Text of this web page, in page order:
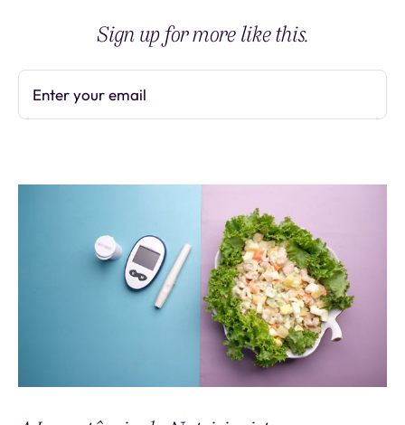
Sign up for more like this.
Enter your email